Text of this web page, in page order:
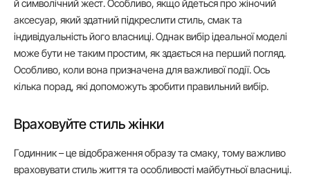
й символічний жест. Особливо, якщо йдеться про жіночий
аксесуар, який здатний підкреслити стиль, смак та
індивідуальність його власниці. Однак вибір ідеальної моделі
може бути не таким простим, як здається на перший погляд.
Особливо, коли вона призначена для важливої ​​події. Ось
кілька порад, які допоможуть зробити правильний вибір.
Враховуйте стиль жінки
Годинник – це відображення образу та смаку, тому важливо
враховувати стиль життя та особливості майбутньої власниці.